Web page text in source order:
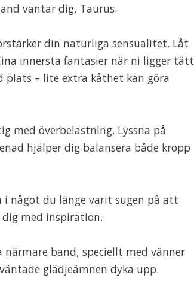
väntar dig, Taurus.
din naturliga sensualitet. Låt
innersta fantasier när ni ligger tätt
plats – lite extra kåthet kan göra
med överbelastning. Lyssna på
hjälper dig balansera både kropp
i något du länge varit sugen på att
dig med inspiration.
band, speciellt med vänner
glädjeämnen dyka upp.